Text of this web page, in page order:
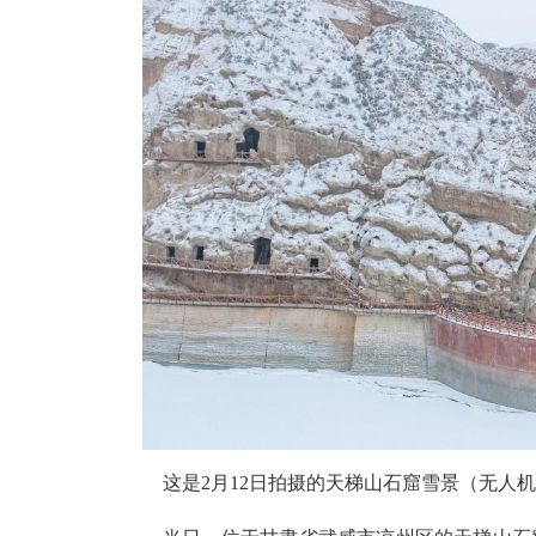
这是2月12日拍摄的天梯山石窟雪景（无人